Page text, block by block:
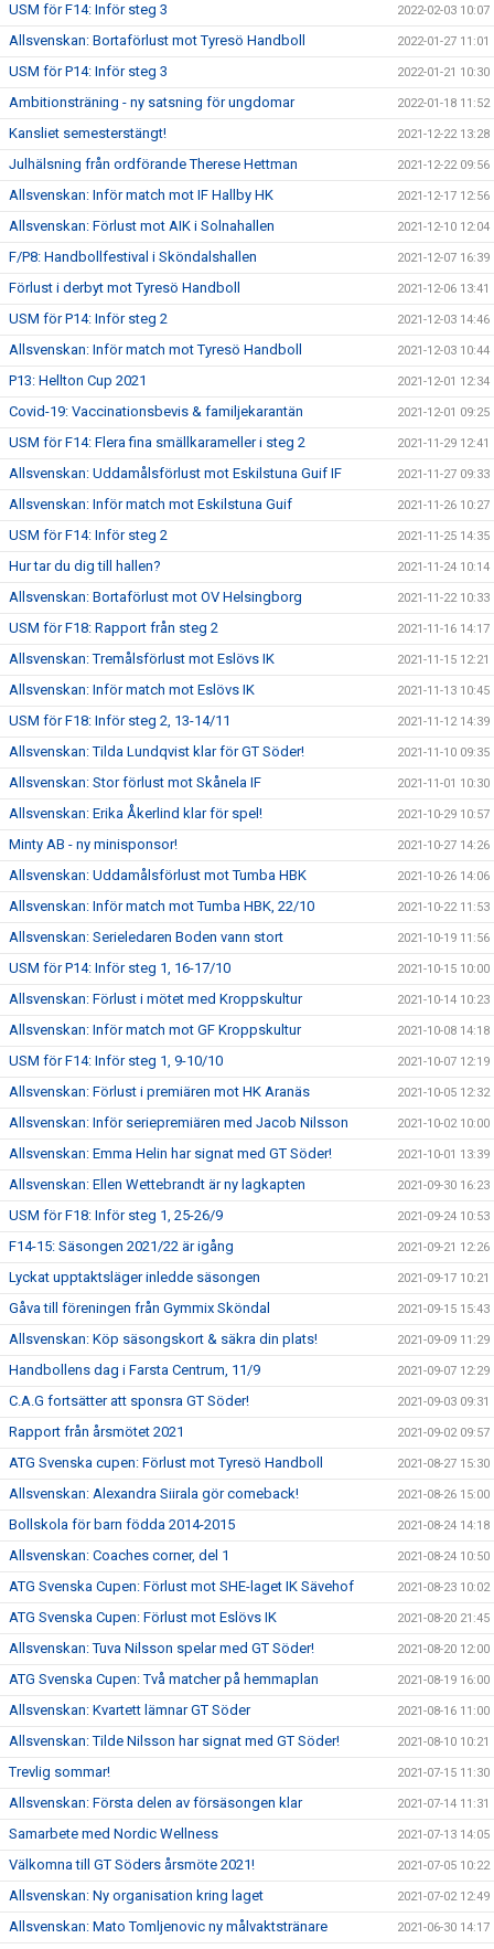
USM för F14: Inför steg 3 2022-02-03 10:07
Allsvenskan: Bortaförlust mot Tyresö Handboll 2022-01-27 11:01
USM för P14: Inför steg 3 2022-01-21 10:30
Ambitionsträning - ny satsning för ungdomar 2022-01-18 11:52
Kansliet semesterstängt! 2021-12-22 13:28
Julhälsning från ordförande Therese Hettman 2021-12-22 09:56
Allsvenskan: Inför match mot IF Hallby HK 2021-12-17 12:56
Allsvenskan: Förlust mot AIK i Solnahallen 2021-12-10 12:04
F/P8: Handbollfestival i Sköndalshallen 2021-12-07 16:39
Förlust i derbyt mot Tyresö Handboll 2021-12-06 13:41
USM för P14: Inför steg 2 2021-12-03 14:46
Allsvenskan: Inför match mot Tyresö Handboll 2021-12-03 10:44
P13: Hellton Cup 2021 2021-12-01 12:34
Covid-19: Vaccinationsbevis & familjekarantän 2021-12-01 09:25
USM för F14: Flera fina smällkarameller i steg 2 2021-11-29 12:41
Allsvenskan: Uddamålsförlust mot Eskilstuna Guif IF 2021-11-27 09:33
Allsvenskan: Inför match mot Eskilstuna Guif 2021-11-26 10:27
USM för F14: Inför steg 2 2021-11-25 14:35
Hur tar du dig till hallen? 2021-11-24 10:14
Allsvenskan: Bortaförlust mot OV Helsingborg 2021-11-22 10:33
USM för F18: Rapport från steg 2 2021-11-16 14:17
Allsvenskan: Tremålsförlust mot Eslövs IK 2021-11-15 12:21
Allsvenskan: Inför match mot Eslövs IK 2021-11-13 10:45
USM för F18: Inför steg 2, 13-14/11 2021-11-12 14:39
Allsvenskan: Tilda Lundqvist klar för GT Söder! 2021-11-10 09:35
Allsvenskan: Stor förlust mot Skånela IF 2021-11-01 10:30
Allsvenskan: Erika Åkerlind klar för spel! 2021-10-29 10:57
Minty AB - ny minisponsor! 2021-10-27 14:26
Allsvenskan: Uddamålsförlust mot Tumba HBK 2021-10-26 14:06
Allsvenskan: Inför match mot Tumba HBK, 22/10 2021-10-22 11:53
Allsvenskan: Serieledaren Boden vann stort 2021-10-19 11:56
USM för P14: Inför steg 1, 16-17/10 2021-10-15 10:00
Allsvenskan: Förlust i mötet med Kroppskultur 2021-10-14 10:23
Allsvenskan: Inför match mot GF Kroppskultur 2021-10-08 14:18
USM för F14: Inför steg 1, 9-10/10 2021-10-07 12:19
Allsvenskan: Förlust i premiären mot HK Aranäs 2021-10-05 12:32
Allsvenskan: Inför seriepremiären med Jacob Nilsson 2021-10-02 10:00
Allsvenskan: Emma Helin har signat med GT Söder! 2021-10-01 13:39
Allsvenskan: Ellen Wettebrandt är ny lagkapten 2021-09-30 16:23
USM för F18: Inför steg 1, 25-26/9 2021-09-24 10:53
F14-15: Säsongen 2021/22 är igång 2021-09-21 12:26
Lyckat upptaktsläger inledde säsongen 2021-09-17 10:21
Gåva till föreningen från Gymmix Sköndal 2021-09-15 15:43
Allsvenskan: Köp säsongskort & säkra din plats! 2021-09-09 11:29
Handbollens dag i Farsta Centrum, 11/9 2021-09-07 12:29
C.A.G fortsätter att sponsra GT Söder! 2021-09-03 09:31
Rapport från årsmötet 2021 2021-09-02 09:57
ATG Svenska cupen: Förlust mot Tyresö Handboll 2021-08-27 15:30
Allsvenskan: Alexandra Siirala gör comeback! 2021-08-26 15:00
Bollskola för barn födda 2014-2015 2021-08-24 14:18
Allsvenskan: Coaches corner, del 1 2021-08-24 10:50
ATG Svenska Cupen: Förlust mot SHE-laget IK Sävehof 2021-08-23 10:02
ATG Svenska Cupen: Förlust mot Eslövs IK 2021-08-20 21:45
Allsvenskan: Tuva Nilsson spelar med GT Söder! 2021-08-20 12:00
ATG Svenska Cupen: Två matcher på hemmaplan 2021-08-19 16:00
Allsvenskan: Kvartett lämnar GT Söder 2021-08-16 11:00
Allsvenskan: Tilde Nilsson har signat med GT Söder! 2021-08-10 10:21
Trevlig sommar! 2021-07-15 11:30
Allsvenskan: Första delen av försäsongen klar 2021-07-14 11:31
Samarbete med Nordic Wellness 2021-07-13 14:05
Välkomna till GT Söders årsmöte 2021! 2021-07-05 10:22
Allsvenskan: Ny organisation kring laget 2021-07-02 12:49
Allsvenskan: Mato Tomljenovic ny målvaktstränare 2021-06-30 14:17